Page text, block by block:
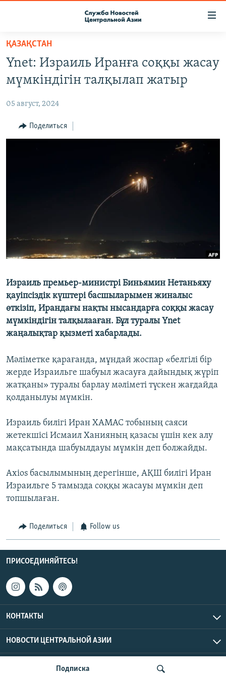
Вернуться
основному
содержанию
Вернутся
навигации
Вернутся
КОНТАКТЫ
RFE/RL ДИРЕКТ
НАСТОЯЩЕЕ ВРЕМЯ
Подписка
ҚАЗАҚСТАН
Ynet: Израиль Иранға соққы жасау
мүмкіндігін талқылап жатыр
05 август, 2024
Поделиться
Израиль премьер-министрі Биньямин Нетаньяху
қауіпсіздік күштері басшыларымен жиналыс
өткізіп, Ирандағы нақты нысандарға соққы жасау
мүмкіндігін талқылааған. Бұл туралы Ynet
жаңалықтар қызметі хабарлады.
Мәліметке қарағанда, мұндай жоспар «белгілі бір
жерде Израильге шабуыл жасауға дайындық жүріп
жатқаны» туралы барлау мәліметі түскен жағдайда
қолданылуы мүмкін.
Израиль билігі Иран ХАМАС тобының саяси
жетекшісі Исмаил Ханияның қазасы үшін кек алу
мақсатында шабуылдауы мүмкін деп болжайды.
Axios басылымының дерегінше, АҚШ билігі Иран
Израильге 5 тамызда соққы жасауы мүмкін деп
топшылаған.
Поделиться Follow us
ПРИСОЕДИНЯЙТЕСЬ!
КОНТАКТЫ
НОВОСТИ ЦЕНТРАЛЬНОЙ АЗИИ
CENTRAL ASIAN © 2026 RFE/RL, Inc. | Все права защищены.